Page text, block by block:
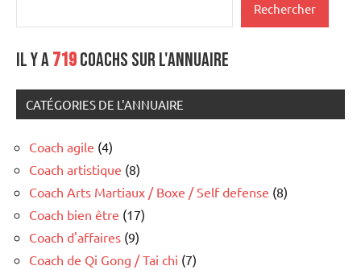
Rechercher
Il y a719coachs sur l'annuaire
CATÉGORIES DE L'ANNUAIRE
Coach agile (4)
Coach artistique (8)
Coach Arts Martiaux / Boxe / Self defense (8)
Coach bien être (17)
Coach d'affaires (9)
Coach de Qi Gong / Tai chi (7)